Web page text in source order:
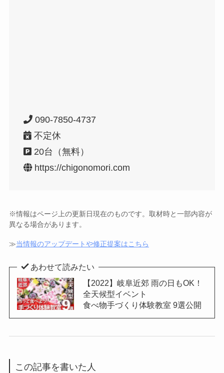
090-7850-4737
不定休
20台（無料）
https://chigonomori.com
※情報はページ上の更新日現在のものです。取材時と一部内容が
異なる場合があります。
≫当情報のアップデートや修正提案はこちら
あわせて読みたい
【2022】岐阜近郊 雨の日もOK！
全天候型イベント
食べ物手づくり体験教室 9選公開
この記事を書いた人